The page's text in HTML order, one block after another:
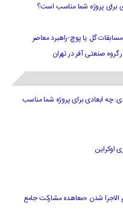
برای پروژه شما مناسب است؟
گل یا پوچ-راهبرد معاصر
گروه صنعتی آفر در تهران
چه ابعادی برای پروژه شما مناسب
اوکراین
الاجرا شدن «معاهده مشارکت جامع